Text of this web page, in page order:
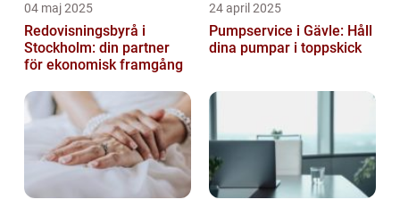
04 maj 2025
Redovisningsbyrå i
Stockholm: din partner
för ekonomisk framgång
24 april 2025
Pumpservice i Gävle: Håll
dina pumpar i toppskick